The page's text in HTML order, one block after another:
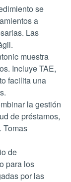
se
a
Las
muestra
Incluye TAE,
facilita una
la gestión
de préstamos,
Tomas
de
para los
por las